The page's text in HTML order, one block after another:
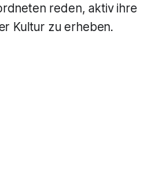
reden, aktiv ihre
Kultur zu erheben.